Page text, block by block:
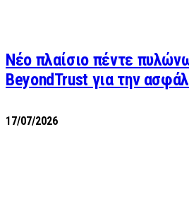
Νέο πλαίσιο πέντε
BeyondTrust για την
17/07/2026